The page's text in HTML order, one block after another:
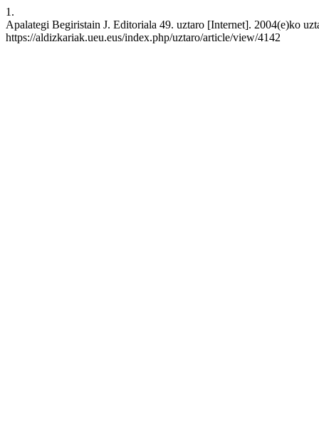
1.
Apalategi Begiristain J. Editoriala 49. uztaro [Internet]. 2004(e)ko
https://aldizkariak.ueu.eus/index.php/uztaro/article/view/4142